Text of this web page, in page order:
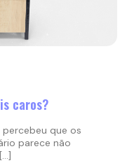
caros?
percebeu que os
parece não